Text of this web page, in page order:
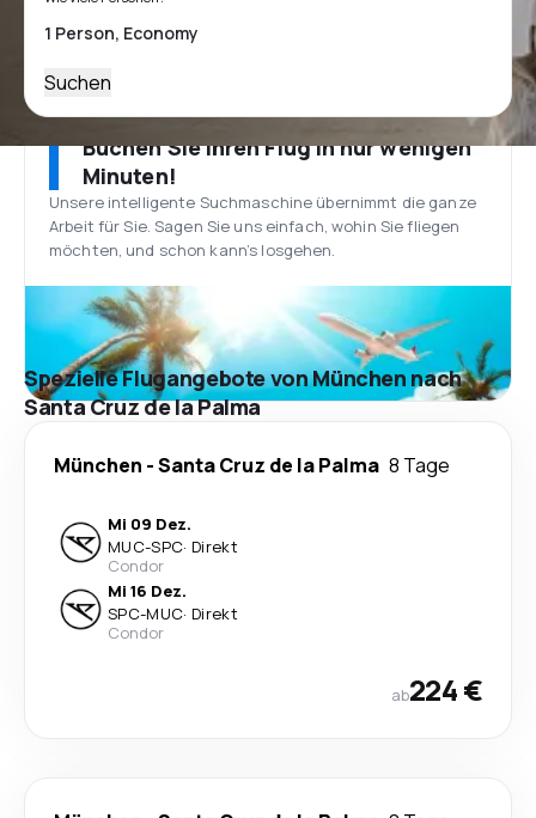
Suchen
Buchen Sie Ihren Flug in nur wenigen
Minuten!
Unsere intelligente Suchmaschine übernimmt die ganze
Arbeit für Sie. Sagen Sie uns einfach, wohin Sie fliegen
möchten, und schon kann’s losgehen.
Spezielle Flugangebote von München nach
Santa Cruz de la Palma
München -Santa Cruz de la Palma 8 Tage
Mi 09 Dez.
MUC-SPC· Direkt
Condor
Mi 16 Dez.
SPC-MUC· Direkt
Condor
ab224 €